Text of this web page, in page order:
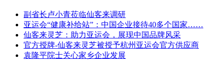
副省长卢小青莅临仙客来调研
亚运会“健康补给站”：中国企业接待40多个国家……
仙客来灵芝：助力亚运会，展现中国品牌风采
官方授牌-仙客来灵芝被授予杭州亚运会官方供应商
袁隆平院士关心家乡企业发展